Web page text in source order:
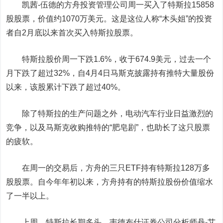
凯茜-伍德的方舟投资管理公司周一买入了特斯拉15858
股股票，价值约1070万美元。这是这位人称“木头姐”的投资
者自2月底以来首次买入特斯拉股票。
特斯拉股价周一下跌1.6%，收于674.9美元，过去一个
月下跌了超过32%，自4月4日马斯克披露持有推特大量股份
以来，该股累计下跌了超过40%。
除了特斯拉的生产问题之外，电动汽车行业日益激烈的
竞争，以及马斯克收购推特的“肥皂剧”，也助长了这只股票
的疲软。
在周一的交易后，方舟的三只ETF持有特斯拉128万多
股股票。自今年年初以来，方舟持有的特斯拉股份价值缩水
了一半以上。